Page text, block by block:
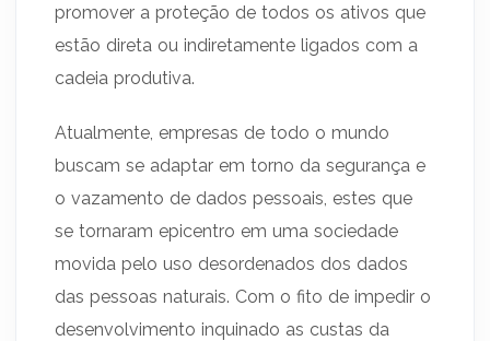
promover a proteção de todos os ativos que
estão direta ou indiretamente ligados com a
cadeia produtiva.
Atualmente, empresas de todo o mundo
buscam se adaptar em torno da segurança e
o vazamento de dados pessoais, estes que
se tornaram epicentro em uma sociedade
movida pelo uso desordenados dos dados
das pessoas naturais. Com o fito de impedir o
desenvolvimento inquinado as custas da